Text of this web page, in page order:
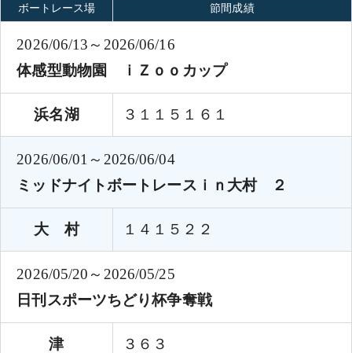
ボートレース場 節間成績
2026/06/13～2026/06/16
体感型動物園 ｉＺｏｏカップ
浜名湖 ３１１５１６１
2026/06/01～2026/06/04
ミッドナイトボートレースｉｎ大村 ２
大 村 １４１５２２
2026/05/20～2026/05/25
日刊スポーツちどり杯争奪戦
津 ３６３